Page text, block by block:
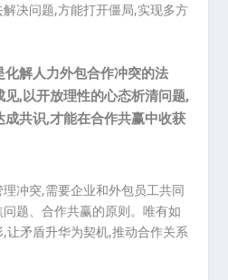
决问题,方能打开僵局,实现多方
解人力外包合作冲突的法
,以开放理性的心态析清问题,
成共识,才能在合作共赢中收获
冲突,需要企业和外包员工共同
题、合作共赢的原则。唯有如
让矛盾升华为契机,推动合作关系